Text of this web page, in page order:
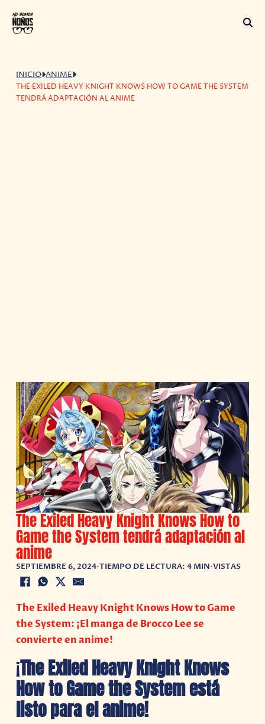
INICIO ANIME
THE EXILED HEAVY KNIGHT KNOWS HOW TO GAME THE SYSTEM
TENDRÁ ADAPTACIÓN AL ANIME
The Exiled Heavy Knight Knows How to
Game the System tendrá adaptación al
anime
SEPTIEMBRE 6, 2024•TIEMPO DE LECTURA: 4 MIN•VISTAS
The Exiled Heavy Knight Knows How to Game
the System: ¡El manga de Brocco Lee se
convierte en anime!
¡The Exiled Heavy Knight Knows
How to Game the System está
listo para el anime!